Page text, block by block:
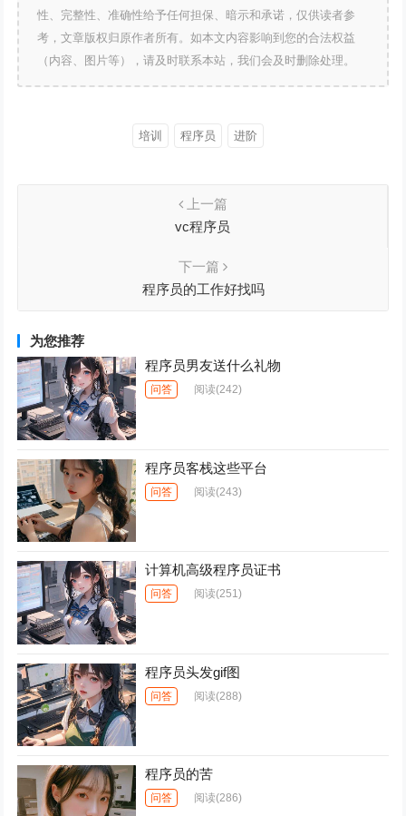
性、完整性、准确性给予任何担保、暗示和承诺，仅供读者参
考，文章版权归原作者所有。如本文内容影响到您的合法权益
（内容、图片等），请及时联系本站，我们会及时删除处理。
培训 程序员 进阶
上一篇
vc程序员
下一篇
程序员的工作好找吗
为您推荐
程序员男友送什么礼物
问答 阅读(242)
程序员客栈这些平台
问答 阅读(243)
计算机高级程序员证书
问答 阅读(251)
程序员头发gif图
问答 阅读(288)
程序员的苦
问答 阅读(286)